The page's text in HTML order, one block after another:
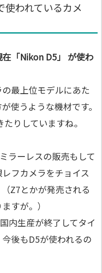
使われているカメ
「Nikon D5」 が使わ
最上位モデルにあた
使うような機材です。
りしていますね。
ラーレスの販売もして
フカメラをチョイス
Z7とかが発売される
すが。）
内生産が終了してタイ
後もD5が使われるの